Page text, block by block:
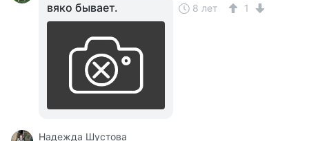
вяко бывает. 8 лет 1
Надежда Шустова